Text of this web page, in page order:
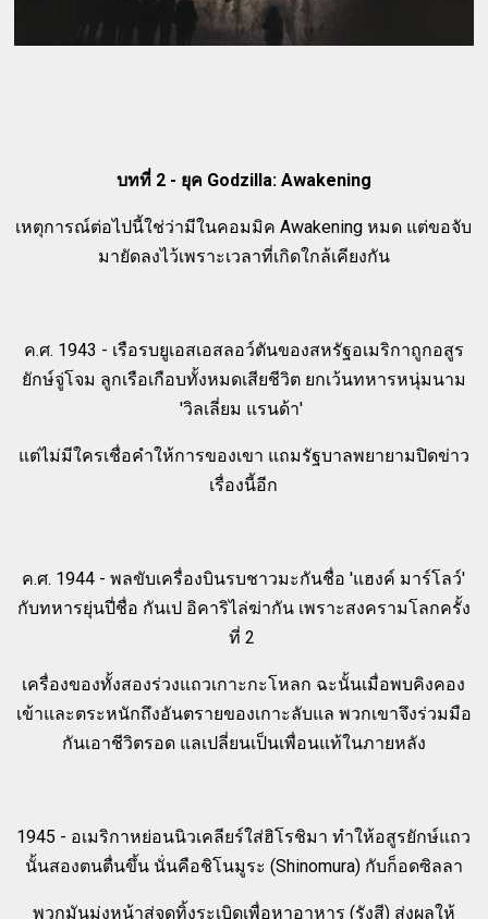
บทที่ 2 - ยุค Godzilla: Awakening
เหตุการณ์ต่อไปนี้ใช่ว่ามีในคอมมิค Awakening หมด แต่ขอจับ
มายัดลงไว้เพราะเวลาที่เกิดใกล้เคียงกัน
ค.ศ. 1943 - เรือรบยูเอสเอสลอว์ตันของสหรัฐอเมริกาถูกอสูร
ยักษ์จู่โจม ลูกเรือเกือบทั้งหมดเสียชีวิต ยกเว้นทหารหนุ่มนาม
'วิลเลี่ยม แรนด้า'
แต่ไม่มีใครเชื่อคำให้การของเขา แถมรัฐบาลพยายามปิดข่าว
เรื่องนี้อีก
ค.ศ. 1944 - พลขับเครื่องบินรบชาวมะกันชื่อ 'แฮงค์ มาร์โลว์'
กับทหารยุ่นปี่ชื่อ กันเป อิคาริไล่ฆ่ากัน เพราะสงครามโลกครั้ง
ที่ 2
เครื่องของทั้งสองร่วงแถวเกาะกะโหลก ฉะนั้นเมื่อพบคิงคอง
เข้าและตระหนักถึงอันตรายของเกาะลับแล พวกเขาจึงร่วมมือ
กันเอาชีวิตรอด แลเปลี่ยนเป็นเพื่อนแท้ในภายหลัง
1945 - อเมริกาหย่อนนิวเคลียร์ใส่ฮิโรชิมา ทำให้อสูรยักษ์แถว
นั้นสองตนตื่นขึ้น นั่นคือชิโนมูระ (Shinomura) กับก็อดซิลลา
พวกมันมุ่งหน้าสู่จุดทิ้งระเบิดเพื่อหาอาหาร (รังสี) ส่งผลให้